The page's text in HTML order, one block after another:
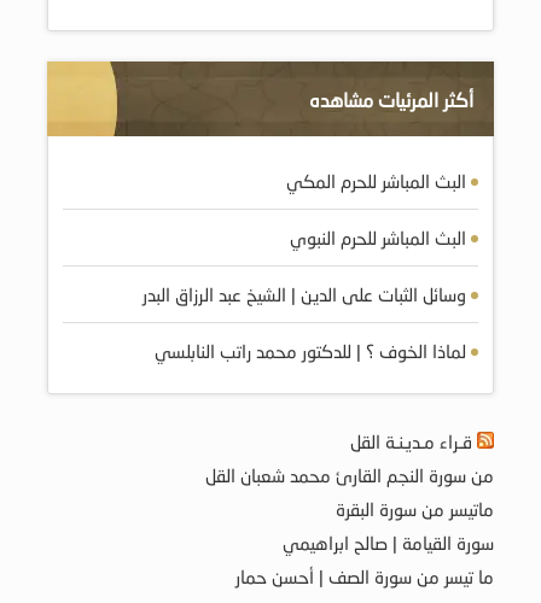
أكثر المرئيات مشاهده
البث المباشر للحرم المكي
البث المباشر للحرم النبوي
وسائل الثبات على الدين | الشيخ عبد الرزاق البدر
لماذا الخوف ؟ | للدكتور محمد راتب النابلسي
قـراء مـديـنـة القل
من سورة النجم القارئ محمد شعبان القل
ماتيسر من سورة البقرة
سورة القيامة | صالح ابراهيمي
ما تيسر من سورة الصف | أحسن حمار